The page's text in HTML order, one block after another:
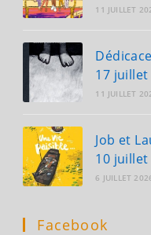
11 JUILLET
17 juillet
11 JUILLET
Job et
10 juillet
6 JUILLET
Facebook